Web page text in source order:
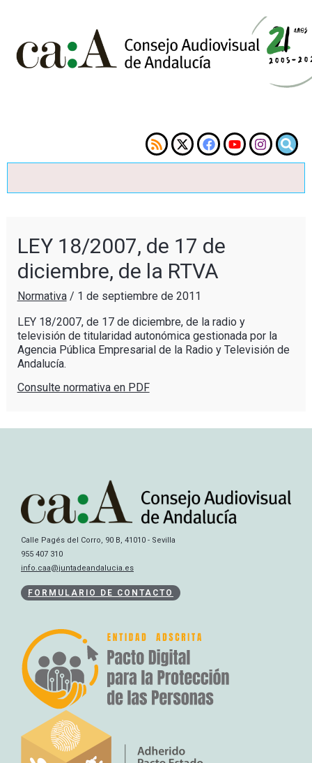
LEY 18/2007, de 17 de
diciembre, de la RTVA
Normativa/ 1 de septiembre de 2011
LEY18/2007, de 17 de diciembre, de la radio y
televisiónde titularidad autonómica gestionada porla
Agencia Pública Empresarialde la Radio y Televisiónde
Andalucía.
Consulte normativa en PDF
Calle Pagés del Corro, 90 B, 41010 - Sevilla
955 407 310
info.caa@juntadeandalucia.es
FORMULARIO DE CONTACTO